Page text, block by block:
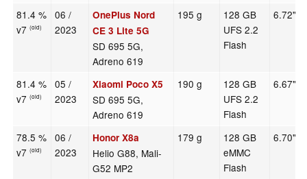
81.4 %
v7(old)
06 /
2023
OnePlus Nord
CE 3 Lite 5G
SD 695 5G,
Adreno 619
195 g
128 GB
UFS 2.2
Flash
6.72"
81.4 %
v7(old)
05 /
2023
Xiaomi Poco X5
SD 695 5G,
Adreno 619
190 g
128 GB
UFS 2.2
Flash
6.67"
78.5 %
v7(old)
06 /
2023
Honor X8a
Helio G88, Mali-
G52 MP2
179 g
128 GB
eMMC
Flash
6.70"